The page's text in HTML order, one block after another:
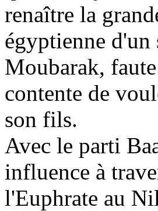
renaître la
égyptienne d'un
Moubarak,
contente de
son fils.
Avec le parti
influence à
l'Euphrate au